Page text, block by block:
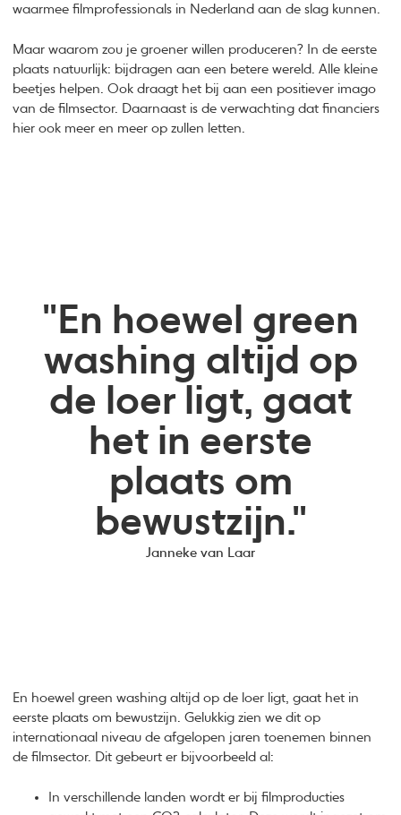
waarmee filmprofessionals in Nederland aan de slag kunnen.
Maar waarom zou je groener willen produceren? In de eerste
plaats natuurlijk: bijdragen aan een betere wereld. Alle kleine
beetjes helpen. Ook draagt het bij aan een positiever imago
van de filmsector. Daarnaast is de verwachting dat financiers
hier ook meer en meer op zullen letten.
"En hoewel green
washing altijd op
de loer ligt, gaat
het in eerste
plaats om
bewustzijn."
Janneke van Laar
En hoewel green washing altijd op de loer ligt, gaat het in
eerste plaats om bewustzijn. Gelukkig zien we dit op
internationaal niveau de afgelopen jaren toenemen binnen
de filmsector. Dit gebeurt er bijvoorbeeld al:
In verschillende landen wordt er bij filmproducties